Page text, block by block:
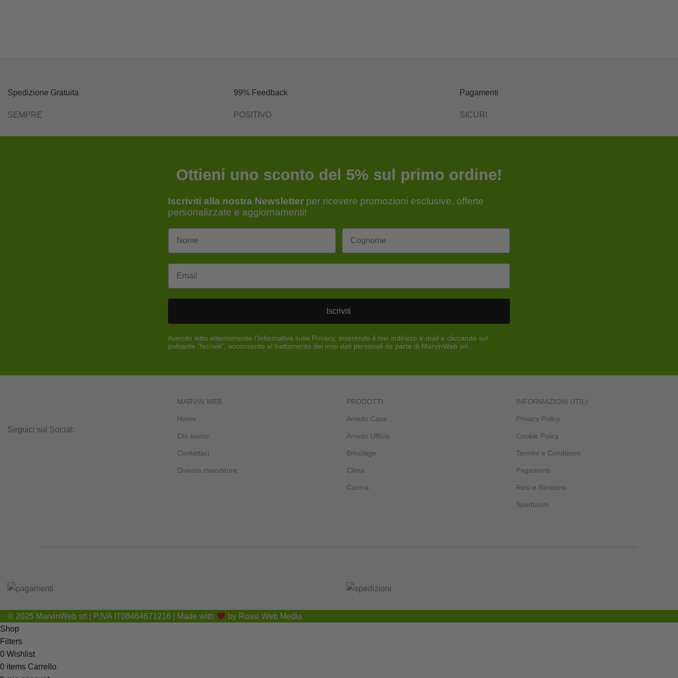
Spedizione Gratuita
SEMPRE
99% Feedback
POSITIVO
Pagamenti
SICURI
Ottieni uno sconto del 5% sul primo ordine!
Iscriviti alla nostra Newsletter per ricevere promozioni esclusive, offerte
personalizzate e aggiornamenti!
Email
Iscriviti
Avendo letto attentamente l'Informativa sulla Privacy, inserendo il mio indirizzo e-mail e cliccando sul
pulsante "Iscriviti", acconsento al trattamento dei miei dati personali da parte di MarvinWeb srl.
Seguici sui Social:
MARVIN WEB
Home
Chi siamo
Contattaci
Diventa rivenditore
PRODOTTI
Arredo Casa
Arredo Ufficio
Bricolage
Clima
Cucina
INFORMAZIONI UTILI
Privacy Policy
Cookie Policy
Termini e Condizioni
Pagamenti
Resi e Rimborsi
Spedizioni
© 2025 MarvinWeb srl | P.IVA IT08464671216 | Made with by Rossi Web Media
Shop
Filters
0 Wishlist
0 items Carrello